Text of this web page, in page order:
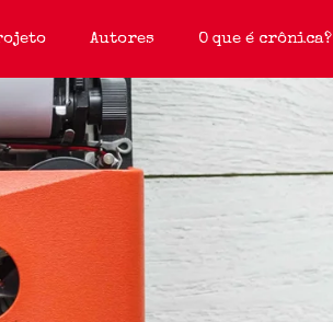
Autores O que é crônica?